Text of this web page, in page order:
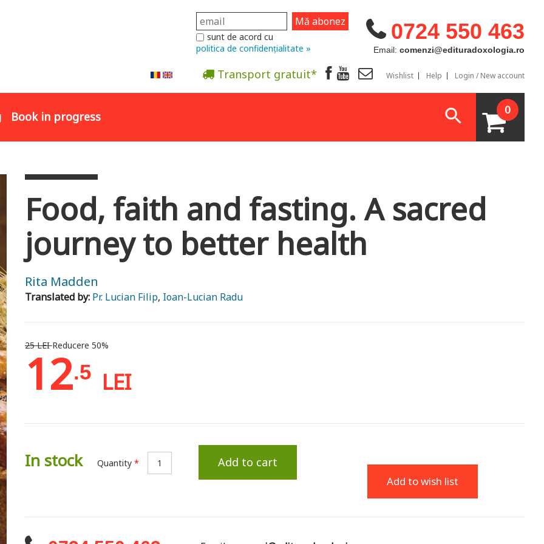
0724 550 463
Email: comenzi@edituradoxologia.ro
sunt de acord cu
politica de confidențialitate »
Transport gratuit* Wishlist Help Login / New account
Book in progress 0
Food, faith and fasting. A sacred
journey to better health
Rita Madden
Translated by: Pr. Lucian Filip, Ioan-Lucian Radu
25 LEIReducere 50%
12.5 LEI
In stock Quantity * Add to cart
Add to wish list